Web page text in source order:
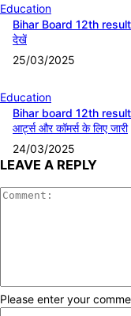
Education
Bihar Board 12th result
देखें
25/03/2025
Education
Bihar board 12th
आर्ट्स और कॉमर्स के लिए जारी
24/03/2025
LEAVE A REPLY
Please enter your